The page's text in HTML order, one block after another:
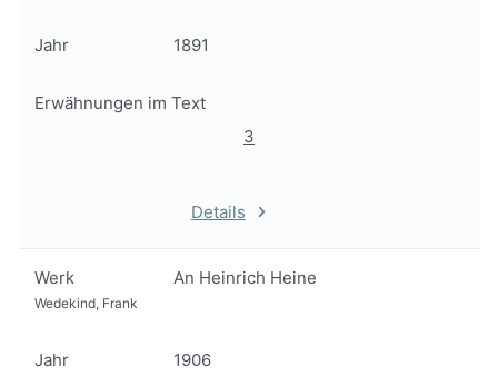
Jahr 1891
Erwähnungen im Text
3
Details
Werk An Heinrich Heine
Wedekind, Frank
Jahr 1906